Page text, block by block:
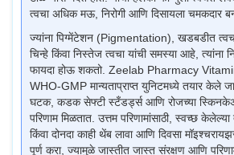
त्वचा अधिक मऊ, निरोगी आणि दिसायला चमकदार
ज्यांना पिग्मेंटेशन (Pigmentation), खडबडीत
चिन्हे किंवा निस्तेज त्वचा यांची समस्या आहे, त्यांना
फायदा होऊ शकतो. Zeelab Pharmacy
WHO-GMP मान्यताप्राप्त युनिटमध्ये तयार केले
घटक, कडक सेफ्टी स्टँडर्ड्स आणि रोजच्या
परिणाम मिळतात. उत्तम परिणामांसाठी, स्वच्छ
किंवा दोनदा काही थेंब लावा आणि दिवसा
पूर्ण करा, ज्यामुळे जास्तीत जास्त संरक्षण आणि